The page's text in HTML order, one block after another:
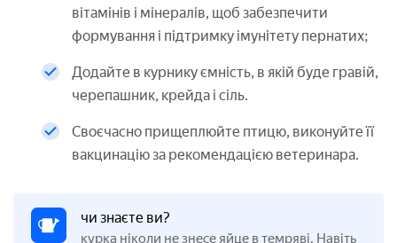
вітамінів і мінералів, щоб забезпечити
формування і підтримку імунітету пернатих;
Додайте в курнику ємність, в якій буде гравій,
черепашник, крейда і сіль.
Своєчасно прищеплюйте птицю, виконуйте її
вакцинацію за рекомендацією ветеринара.
чи знаєте ви?
курка ніколи не знесе яйце в темряві. Навіть